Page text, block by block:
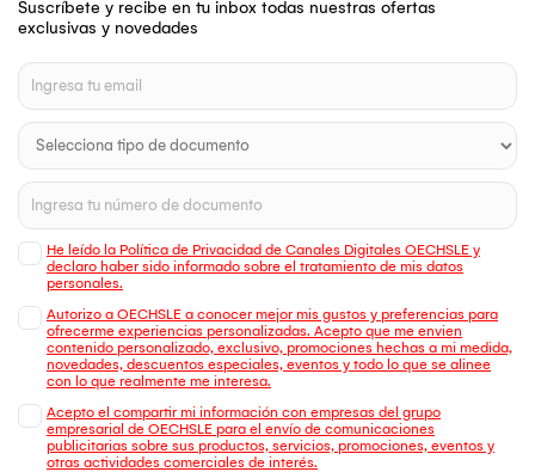
Suscríbete y recibe en tu inbox todas nuestras ofertas
exclusivas y novedades
He leído la Política de Privacidad de Canales Digitales OECHSLE y
declaro haber sido informado sobre el tratamiento de mis datos
personales.
Autorizo a OECHSLE a conocer mejor mis gustos y preferencias para
ofrecerme experiencias personalizadas. Acepto que me envien
contenido personalizado, exclusivo, promociones hechas a mi medida,
novedades, descuentos especiales, eventos y todo lo que se alinee
con lo que realmente me interesa.
Acepto el compartir mi información con empresas del grupo
empresarial de OECHSLE para el envío de comunicaciones
publicitarias sobre sus productos, servicios, promociones, eventos y
otras actividades comerciales de interés.